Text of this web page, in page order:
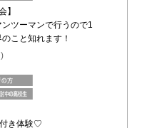
】
ツーマンで行うので1
こと知れます！
き体験♡